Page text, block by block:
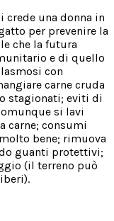
crede una donna in
per prevenire la
che la futura
e di quello
con
carne cruda
stagionati; eviti di
si lavi
carne; consumi
bene; rimuova
guanti protettivi;
(il terreno può